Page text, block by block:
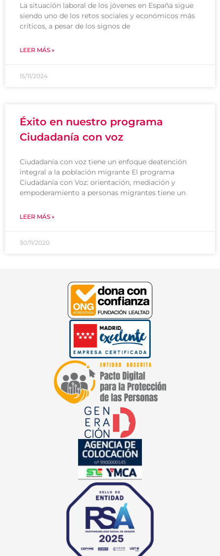
La situación laboral de los jóvenes en España sigue
siendo uno de los retos sociales y económicos más
críticos, a pesar de los signos de
LEER MÁS »
15/11/2024
Éxito en nuestro programa
Ciudadanía con voz
Ciudadanía con voz tiene un enfoque deatención
integral a la población migrante El programa
Ciudadanía con Voz: orientación, mediación y
empoderamiento a personas migrantes tiene un
LEER MÁS »
30/11/2020